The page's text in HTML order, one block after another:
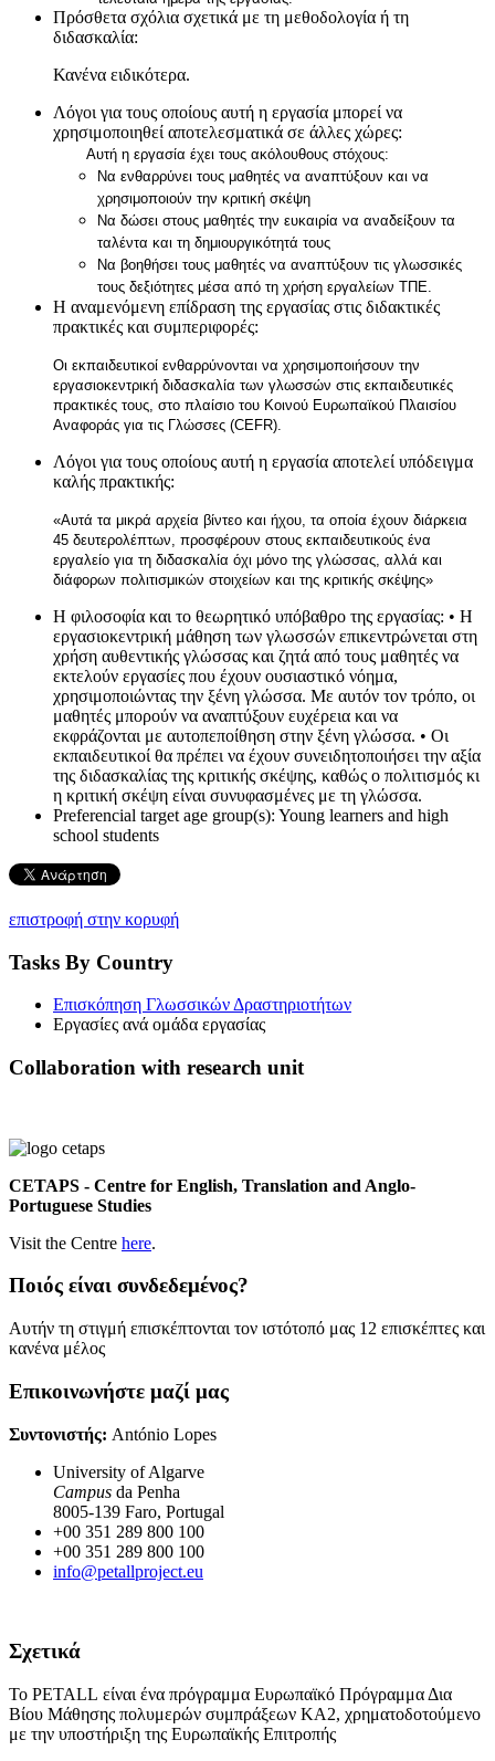
Πρόσθετα σχόλια σχετικά με τη μεθοδολογία ή τη
διδασκαλία:
Κανένα ειδικότερα.
Λόγοι για τους οποίους αυτή η εργασία μπορεί να
χρησιμοποιηθεί αποτελεσματικά σε άλλες χώρες:
Αυτή η εργασία έχει τους ακόλουθους στόχους:
Να ενθαρρύνει τους μαθητές να αναπτύξουν και να
χρησιμοποιούν την κριτική σκέψη
Να δώσει στους μαθητές την ευκαιρία να αναδείξουν τα
ταλέντα και τη δημιουργικότητά τους
Να βοηθήσει τους μαθητές να αναπτύξουν τις γλωσσικές
τους δεξιότητες μέσα από τη χρήση εργαλείων ΤΠΕ.
Η αναμενόμενη επίδραση της εργασίας στις διδακτικές
πρακτικές και συμπεριφορές:
Οι εκπαιδευτικοί ενθαρρύνονται να χρησιμοποιήσουν την
εργασιοκεντρική διδασκαλία των γλωσσών στις εκπαιδευτικές
πρακτικές τους, στο πλαίσιο του Κοινού Ευρωπαϊκού Πλαισίου
Αναφοράς για τις Γλώσσες (CEFR).
Λόγοι για τους οποίους αυτή η εργασία αποτελεί υπόδειγμα
καλής πρακτικής:
«Αυτά τα μικρά αρχεία βίντεο και ήχου, τα οποία έχουν διάρκεια
45 δευτερολέπτων, προσφέρουν στους εκπαιδευτικούς ένα
εργαλείο για τη διδασκαλία όχι μόνο της γλώσσας, αλλά και
διάφορων πολιτισμικών στοιχείων και της κριτικής σκέψης»
Η φιλοσοφία και το θεωρητικό υπόβαθρο της εργασίας: • Η
εργασιοκεντρική μάθηση των γλωσσών επικεντρώνεται στη
χρήση αυθεντικής γλώσσας και ζητά από τους μαθητές να
εκτελούν εργασίες που έχουν ουσιαστικό νόημα,
χρησιμοποιώντας την ξένη γλώσσα. Με αυτόν τον τρόπο, οι
μαθητές μπορούν να αναπτύξουν ευχέρεια και να
εκφράζονται με αυτοπεποίθηση στην ξένη γλώσσα. • Οι
εκπαιδευτικοί θα πρέπει να έχουν συνειδητοποιήσει την αξία
της διδασκαλίας της κριτικής σκέψης, καθώς ο πολιτισμός κι
η κριτική σκέψη είναι συνυφασμένες με τη γλώσσα.
Preferencial target age group(s): Young learners and high
school students
επιστροφή στην κορυφή
Tasks By Country
Επισκόπηση Γλωσσικών Δραστηριοτήτων
Εργασίες ανά ομάδα εργασίας
Collaboration with research unit
CETAPS - Centre for English, Translation and Anglo-
Portuguese Studies
Visit the Centre here.
Ποιός είναι συνδεδεμένος?
Αυτήν τη στιγμή επισκέπτονται τον ιστότοπό μας 12 επισκέπτες και
κανένα μέλος
Επικοινωνήστε μαζί μας
Συντονιστής: António Lopes
University of Algarve
Campus da Penha
8005-139 Faro, Portugal
+00 351 289 800 100
+00 351 289 800 100
info@petallproject.eu
Σχετικά
Το PETALL είναι ένα πρόγραμμα Ευρωπαϊκό Πρόγραμμα Δια
Βίου Μάθησης πολυμερών συμπράξεων ΚΑ2, χρηματοδοτούμενο
με την υποστήριξη της Ευρωπαϊκής Επιτροπής